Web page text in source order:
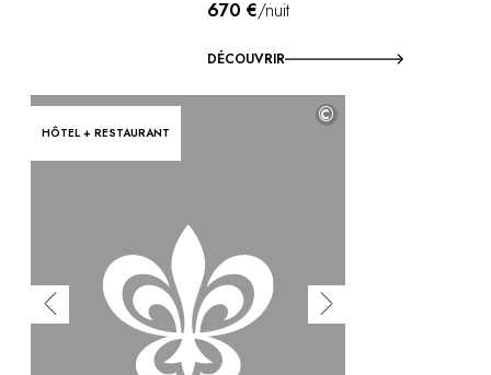
670 €/nuit
DÉCOUVRIR
HÔTEL + RESTAURANT
©